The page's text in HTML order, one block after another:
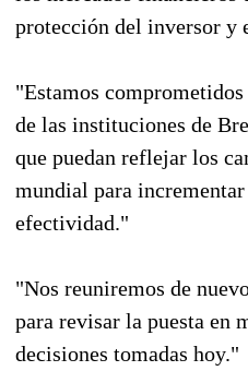
protección del inversor y
"Estamos
de las instituciones de
que puedan reflejar los
mundial para
efectividad."
"Nos reuniremos de
para revisar la puesta en
decisiones tomadas hoy."